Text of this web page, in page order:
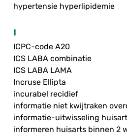
hypertensie hyperlipidemie
I
ICPC-code A20
ICS LABA combinatie
ICS LABA LAMA
Incruse Ellipta
incurabel recidief
informatie niet kwijtraken
informatie-uitwisseling
informeren huisarts binnen 2